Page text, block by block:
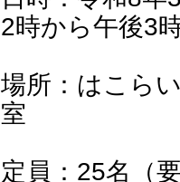
2時から午後3
場所：はこら
室
定員：25名（